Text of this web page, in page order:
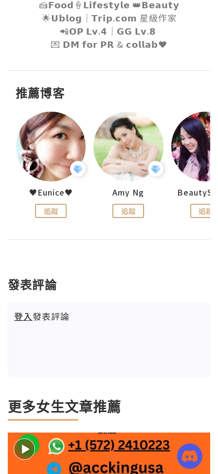
🍰𝗙𝗼𝗼𝗱🍦𝗟𝗶𝗳𝗲𝘀𝘁𝘆𝗹𝗲 👑𝗕𝗲𝗮𝘂𝘁𝘆
🌟𝗨𝗯𝗹𝗼𝗴｜𝗧𝗿𝗶𝗽.𝗰𝗼𝗺 星級作家
📲𝗢𝗣 𝗟𝘃.𝟰｜𝗚𝗚 𝗟𝘃.𝟴
💌 𝗗𝗠 𝗳𝗼𝗿 𝗣𝗥 & 𝗰𝗼𝗹𝗹𝗮𝗯❤️
推薦博客
♥Eunice♥
追蹤
Amy Ng
追蹤 追蹤
發表評論
登入發表評論
更多女生文章推薦